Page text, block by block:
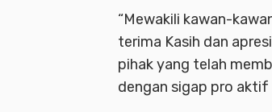
“Mewakili kawan-
terima Kasih dan
pihak yang telah
dengan sigap pro aktif